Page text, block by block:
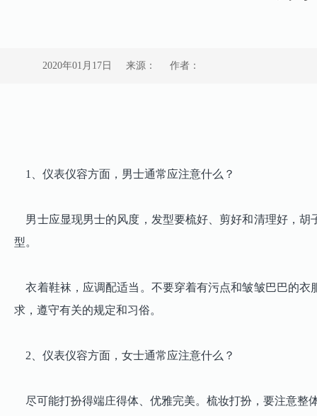
2020年01月17日 来源： 作者：
1、仪表仪容方面，男士通常应注意什么？
男士应显现男士的风度，发型要梳好、剪好和清理好，胡
型。
衣着鞋袜，应调配适当。不要穿着有污点和皱皱巴巴的衣
求，遵守有关的规定和习俗。
2、仪表仪容方面，女士通常应注意什么？
尽可能打扮得端庄得体、优雅完美。梳妆打扮，要注意整